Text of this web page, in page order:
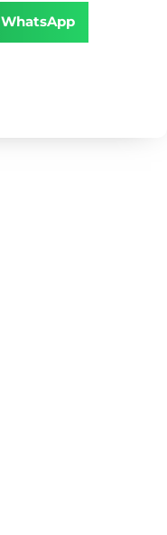
WhatsApp